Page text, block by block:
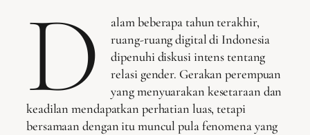
D
alam beberapa tahun terakhir,
ruang-ruang digital di Indonesia
dipenuhi diskusi intens tentang
relasi gender. Gerakan perempuan
yang menyuarakan kesetaraan dan
keadilan mendapatkan perhatian luas, tetapi
bersamaan dengan itu muncul pula fenomena yang